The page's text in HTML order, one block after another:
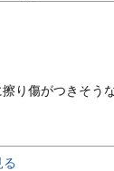
り傷がつきそう